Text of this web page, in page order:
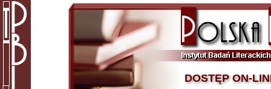
DOSTĘP ON-